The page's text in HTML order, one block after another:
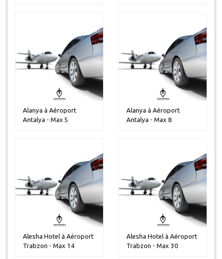
Alanya à Aéroport
Antalya - Max 5
Alanya à Aéroport
Antalya - Max 8
Alesha Hotel à Aéroport
Trabzon - Max 14
Alesha Hotel à Aéroport
Trabzon - Max 30